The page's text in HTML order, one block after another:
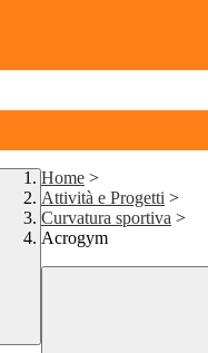
Home >
Attività e Progetti >
Curvatura sportiva >
Acrogym